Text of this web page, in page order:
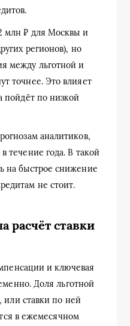
млн ₽ для Москвы и
регионов), но
между льготной и
точнее. Это влияет
пойдёт по низкой
аналитиков,
течение года. В такой
на быстрое снижение
не стоит.
расчёт ставки
и ключевая
Доля льготной
или ставки по ней
в ежемесячном